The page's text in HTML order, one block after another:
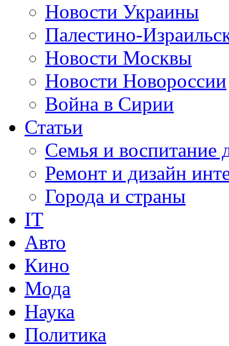
Новости Украины
Палестино-
Новости Москвы
Новости Новороссии
Война в Сирии
Статьи
Семья и воспитание
Ремонт и дизайн
Города и страны
IT
Авто
Кино
Мода
Наука
Политика